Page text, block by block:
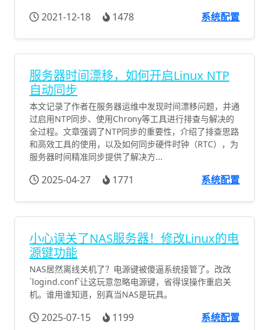
2021-12-18 1478 系统配置
服务器时间漂移，如何开启Linux NTP
自动同步
本文记录了作者在服务器运维中发现时间漂移问题，并通
过启用NTP同步、使用Chrony等工具进行排查与解决的
全过程。文章强调了NTP同步的重要性，介绍了排查思路
和高效工具的使用，以及如何同步硬件时钟（RTC），为
服务器时间精准同步提供了解决方...
2025-04-27 1771 系统配置
小心误关了NAS服务器！修改Linux的电
源键功能
NAS居然离线关机了？电源键被傻逼系统接管了。改改
`logind.conf`让这玩意忽略电源键，省得误操作重启关
机。谁用谁知道，别真当NAS是玩具。
2025-07-15 1199 系统配置